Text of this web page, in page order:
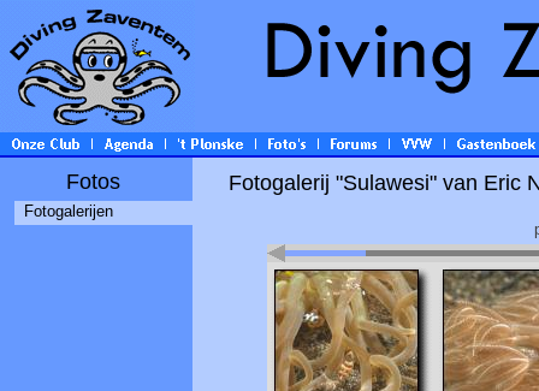
Fotos
Fotogalerijen
Fotogalerij "Sulawesi" van Eric